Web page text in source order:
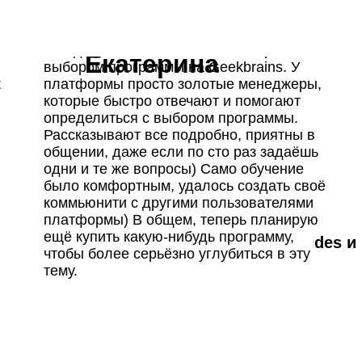
действует 0 дней 16:14:58
Оставьте заявку
-60%
Количество мест ограничено
Разработка
обучения
проекта
курса
переговоров
в
Вадим Михалев
CEO Rocketslides и
Codesign.io
месяц проводим встречу
полную
программа и консультация по
Екатерина
выбором программы на Geekbrains. У
платформы просто золотые менеджеры,
которые быстро отвечают и помогают
определиться с выбором программы.
Рассказывают все подробно, приятны в
общении, даже если по сто раз задаёшь
одни и те же вопросы) Само обучение
было комфортным, удалось создать своё
коммьюнити с другими пользователями
платформы) В общем, теперь планирую
ещё купить какую‑нибудь программу,
чтобы более серьёзно углубиться в эту
тему.